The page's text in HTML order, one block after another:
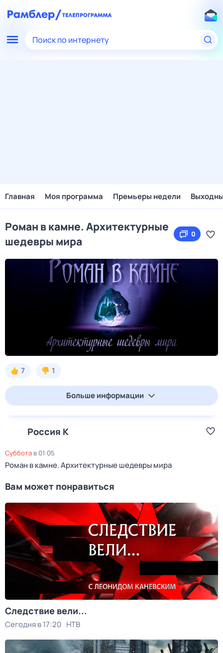
Поиск по интернету
Главная Моя программа Премьеры недели
Роман в камне. Архитектурные
шедевры мира
0
7 1
Больше информации
Россия К
суббота в 01:05
Роман в камне. Архитектурные шедевры мира
Вам может понравиться
Следствие вели...
Сегодня в 17:20 НТВ